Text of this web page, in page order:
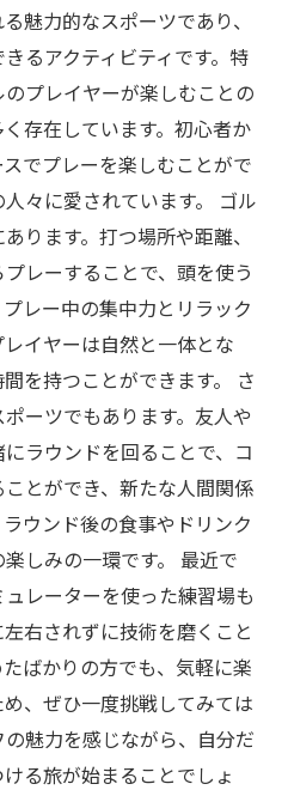
魅力的なスポーツであり、
るアクティビティです。特
プレイヤーが楽しむことの
存在しています。初心者か
でプレーを楽しむことがで
々に愛されています。 ゴル
ります。打つ場所や距離、
レーすることで、頭を使う
レー中の集中力とリラック
イヤーは自然と一体とな
を持つことができます。 さ
ーツでもあります。友人や
ラウンドを回ることで、コ
とができ、新たな人間関係
ウンド後の食事やドリンク
しみの一環です。 最近で
レーターを使った練習場も
右されずに技術を磨くこと
ばかりの方でも、気軽に楽
、ぜひ一度挑戦してみては
魅力を感じながら、自分だ
る旅が始まることでしょ